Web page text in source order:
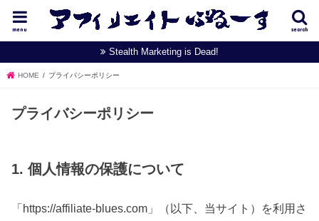
search
menu
Stealth Marketing is Dead!
HOME プライバシーポリシー
プライバシーポリシー
1. 個人情報の保護について
「https://affiliate-blues.com」（以下、当サイト）を利用さ